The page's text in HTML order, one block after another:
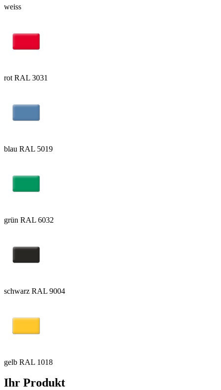
weiss
rot RAL 3031
blau RAL 5019
grün RAL 6032
schwarz RAL 9004
gelb RAL 1018
Ihr Produkt